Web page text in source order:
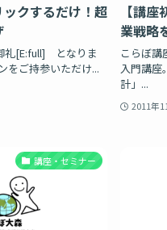
ックするだけ！超
礼[E:full] となりま
をご持参いただけ...
【講
業戦略
こらぼ講
入門講座
計」...
2011年
講座・セミナー